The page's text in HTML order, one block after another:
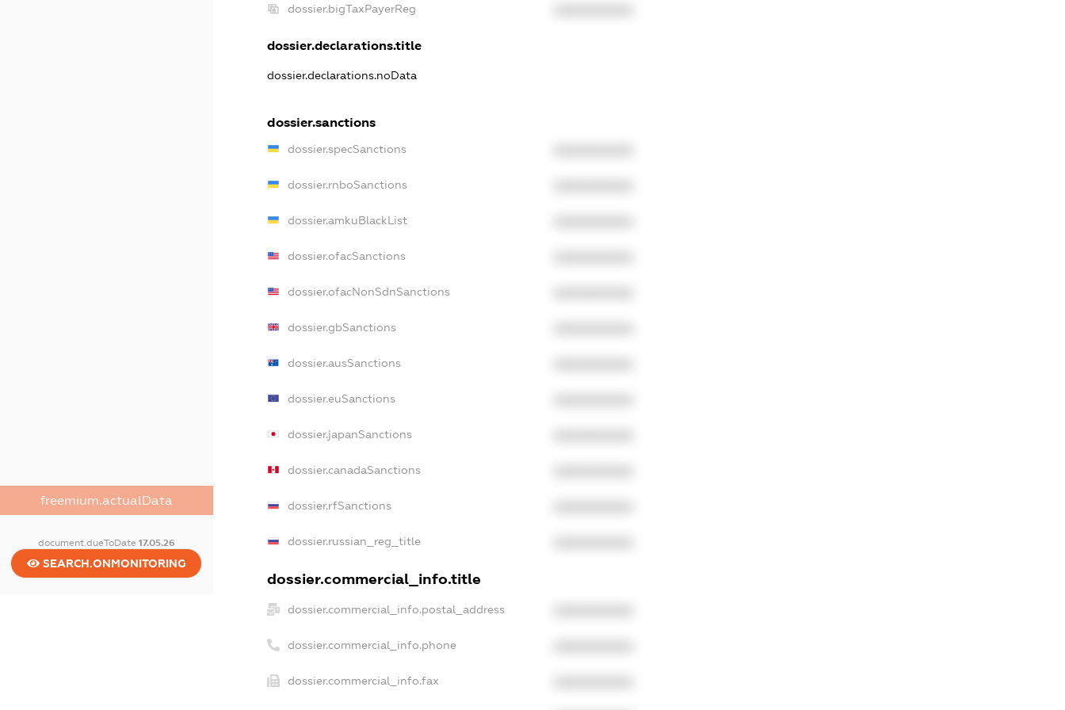
freemium.actualData
document.dueToDate 17.05.26
SEARCH.ONMONITORING
dossier.bigTaxPayerReg
dossier.declarations.title
dossier.declarations.noData
dossier.sanctions
dossier.specSanctions
dossier.rnboSanctions
dossier.amkuBlackList
dossier.ofacSanctions
dossier.ofacNonSdnSanctions
dossier.gbSanctions
dossier.ausSanctions
dossier.euSanctions
dossier.japanSanctions
dossier.canadaSanctions
dossier.rfSanctions
dossier.russian_reg_title
dossier.commercial_info.title
dossier.commercial_info.postal_address
dossier.commercial_info.phone
dossier.commercial_info.fax